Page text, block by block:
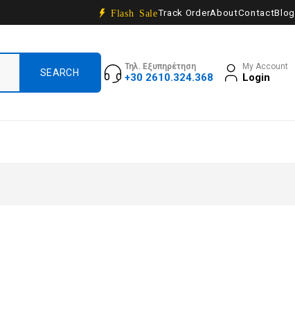
Flash SaleTrack OrderAboutContactBlog
Τηλ. Εξυπηρέτηση
+30 2610.324.368
My Account
Login